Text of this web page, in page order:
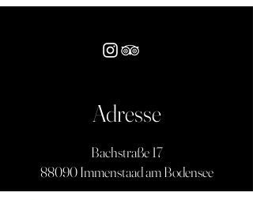
Adresse
Bachstraße 17
88090 Immenstaad am Bodensee